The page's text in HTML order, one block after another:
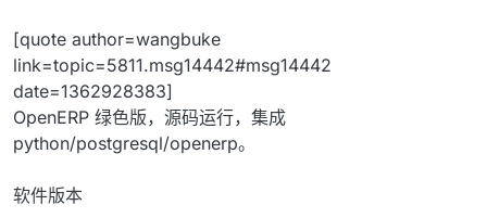
[quote author=wangbuke
link=topic=5811.msg14442#msg14442
date=1362928383]
OpenERP 绿色版，源码运行，集成
python/postgresql/openerp。
软件版本